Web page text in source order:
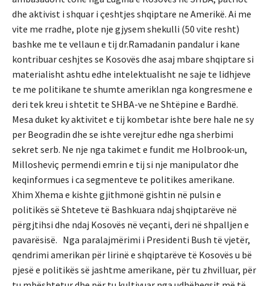
dhe aktivist i shquar i çeshtjes shqiptare ne Amerikë. Ai me
vite me rradhe, plote nje gjysem shekulli (50 vite resht)
bashke me te vellaun e tij dr.Ramadanin pandalur i kane
kontribuar ceshjtes se Kosovës dhe asaj mbare shqiptare si
materialisht ashtu edhe intelektualisht ne saje te lidhjeve
te me politikane te shumte ameriklan nga kongresmene e
deri tek kreu i shtetit te SHBA-ve ne Shtëpine e Bardhë.
Mesa duket ky aktivitet e tij kombetar ishte bere hale ne sy
per Beogradin dhe se ishte verejtur edhe nga sherbimi
sekret serb. Ne nje nga takimet e fundit me Holbrook-un,
Millosheviç permendi emrin e tij si nje manipulator dhe
keqinformues i ca segmenteve te politikes amerikane.
Xhim Xhema e kishte gjithmonë gishtin në pulsin e
politikës së Shteteve të Bashkuara ndaj shqiptarëve në
përgjtihsi dhe ndaj Kosovës në veçanti, deri në shpalljen e
pavarësisë. Nga paralajmërimi i Presidenti Bush të vjetër,
qendrimi amerikan për lirinë e shqiptarëve të Kosovës u bë
pjesë e politikës së jashtme amerikane, për tu zhvilluar, për